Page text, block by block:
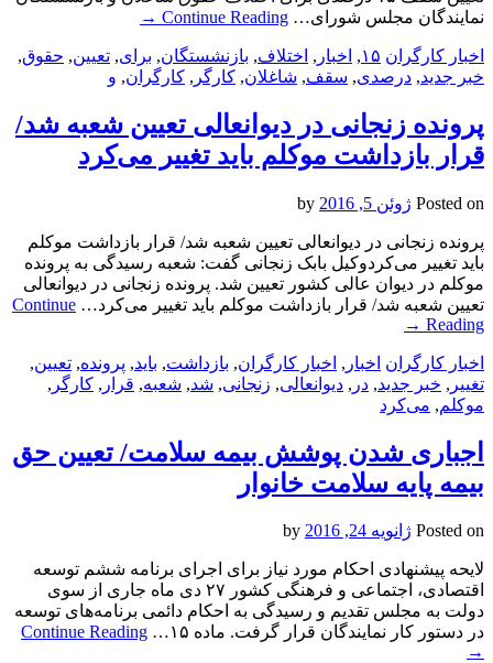
نمایندگان مجلس شورای… Continue Reading
→
اخبار کارگران ۱۵, اخبار , اختلاف, بازنشستگان, برای, تعیین, حقوق,
خبر جدید, درصدی, سقف, شاغلان, کارگر , کارگران, و
پرونده زنجانی در دیوانعالی تعیین شعبه شد/
قرار بازداشت موکلم باید تغییر می‌کرد
Posted on ژوئن 5, 2016
پرونده زنجانی در دیوانعالی تعیین شعبه شد/ قرار بازداشت موکلم
باید تغییر می‌کردوکیل‌ بابک زنجانی گفت: شعبه رسیدگی به پرونده
موکلم در دیوان عالی کشور تعیین شد. پرونده زنجانی در دیوانعالی
تعیین شعبه شد/ قرار بازداشت موکلم باید تغییر می‌کرد… Continue
Reading
→
اخبار کارگران اخبار , اخبار کارگران, بازداشت, باید, پرونده, تعیین,
تغییر , خبر جدید, در , دیوانعالی, زنجانی, شد, شعبه, قرار , کارگر ,
موکلم, می‌کرد
اجباری شدن پوشش بیمه سلامت/ تعیین حق
بیمه‌ پایه سلامت خانوار
Posted on ژانویه 24, 2016
لایحه پیشنهادی احکام مورد نیاز برای اجرای برنامه ششم توسعه
اقتصادی، اجتماعی و فرهنگی کشور ۲۷ دی ماه جاری از سوی
دولت به مجلس تقدیم و رسیدگی به احکام دائمی برنامه‌های توسعه
در دستور کار نمایندگان قرار گرفت. ماده ۱۵…
Continue Reading
→